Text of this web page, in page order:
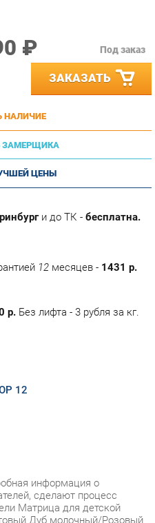
₽
ЗАКАЗАТЬ
ЦЕНЫ
и до ТК -бесплатна.
сделают процесс
Матрица для детской
Дуб молочный/Розовый
категории Готовые
на нашем
непринужденным.